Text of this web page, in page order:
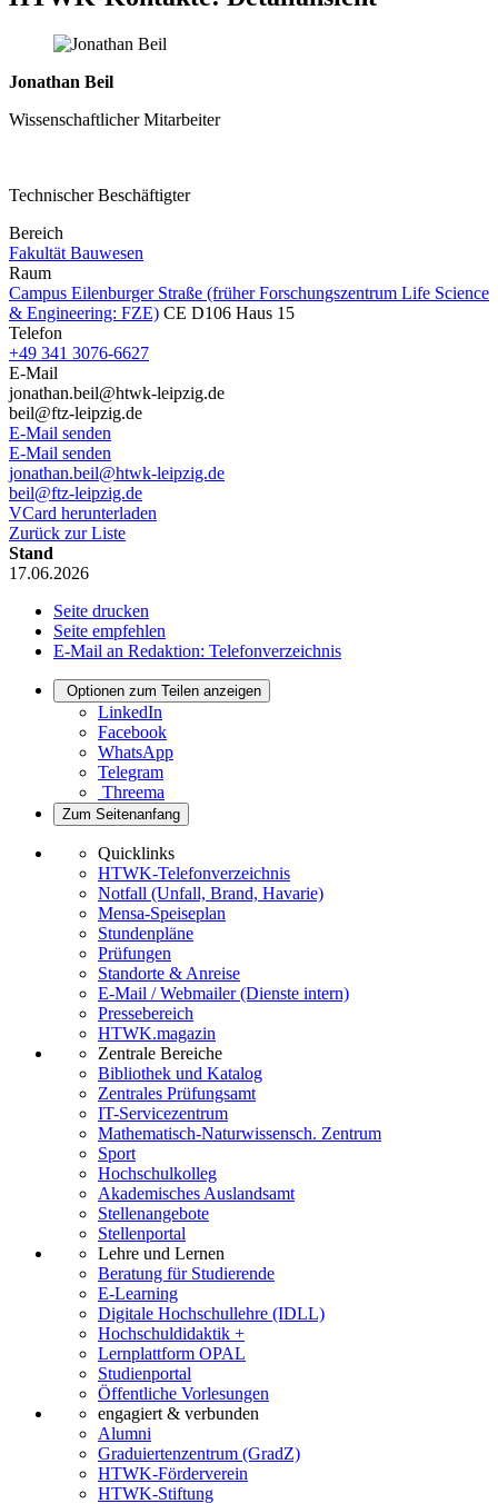
Jonathan Beil
Wissenschaftlicher Mitarbeiter
Technischer Beschäftigter
Bereich
Fakultät Bauwesen
Raum
Campus Eilenburger Straße (früher Forschungszentrum Life Science
& Engineering: FZE) CE D106 Haus 15
Telefon
+49 341 3076-6627
E-Mail
jonathan.beil@htwk-leipzig.de
beil@ftz-leipzig.de
E-Mail senden
E-Mail senden
jonathan.beil@htwk-leipzig.de
beil@ftz-leipzig.de
VCard herunterladen
Zurück zur Liste
Stand
17.06.2026
Seite drucken
Seite empfehlen
E-Mail an Redaktion: Telefonverzeichnis
Optionen zum Teilen anzeigen
LinkedIn
Facebook
WhatsApp
Telegram
Threema
Zum Seitenanfang
Quicklinks
HTWK-Telefonverzeichnis
Notfall (Unfall, Brand, Havarie)
Mensa-Speiseplan
Stundenpläne
Prüfungen
Standorte & Anreise
E-Mail / Webmailer (Dienste intern)
Pressebereich
HTWK.magazin
Zentrale Bereiche
Bibliothek und Katalog
Zentrales Prüfungsamt
IT-Servicezentrum
Mathematisch-Naturwissensch. Zentrum
Sport
Hochschulkolleg
Akademisches Auslandsamt
Stellenangebote
Stellenportal
Lehre und Lernen
Beratung für Studierende
E-Learning
Digitale Hochschullehre (IDLL)
Hochschuldidaktik +
Lernplattform OPAL
Studienportal
Öffentliche Vorlesungen
engagiert & verbunden
Alumni
Graduiertenzentrum (GradZ)
HTWK-Förderverein
HTWK-Stiftung